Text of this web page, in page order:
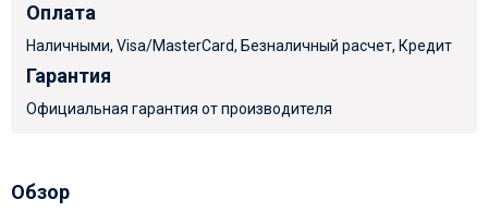
Оплата
Наличными, Visa/MasterCard, Безналичный расчет, Кредит
Гарантия
Официальная гарантия от производителя
Обзор